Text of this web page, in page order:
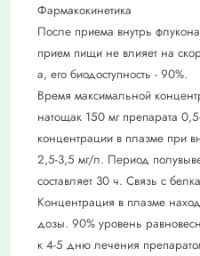
Фармакокинетика
После приема внутрь
прием пищи не влияет на
а, его биодоступность - 90%.
Время максимальной
натощак 150 мг препарата
концентрации в плазме при
2,5-3,5 мг/л. Период
составляет 30 ч. Связь с
Концентрация в плазме
дозы. 90% уровень
к 4-5 дню лечения